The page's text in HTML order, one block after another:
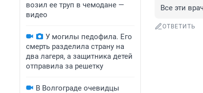
возил ее труп в чемодане —
видео
У могилы педофила. Его
смерть разделила страну на
два лагеря, а защитника детей
отправила за решетку
В Волгограде очевидцы
Все эти
ОТВЕТИТЬ